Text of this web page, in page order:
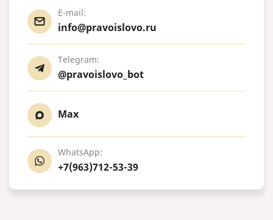
E-mail:
info@pravoislovo.ru
Telegram:
@pravoislovo_bot
Max
WhatsApp:
+7(963)712-53-39